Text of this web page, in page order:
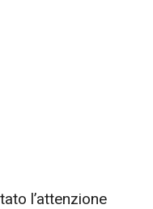
l’attenzione